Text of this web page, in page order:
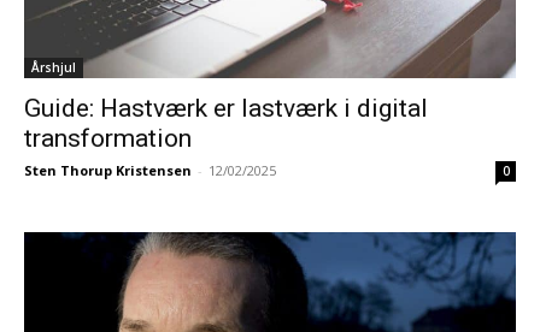
Årshjul
Guide: Hastværk er lastværk i digital
transformation
Sten Thorup Kristensen - 12/02/2025 0